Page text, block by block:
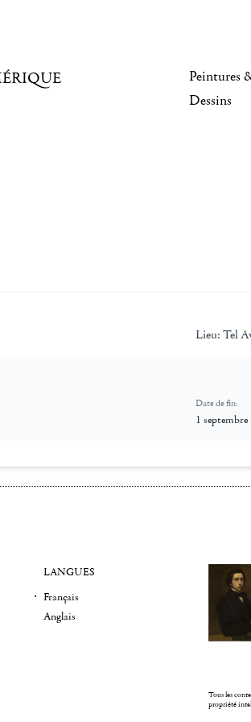
Peintures
Dessins
Lieu: Tel
Date de fin:
1
Tous les
propriété
LANGUES
Français
Anglais